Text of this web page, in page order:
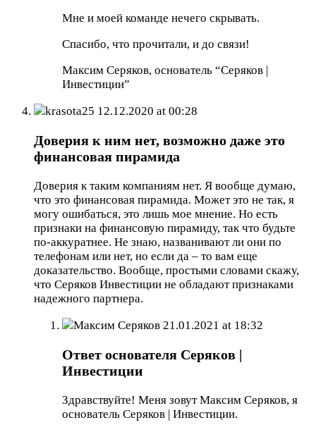
Мне и моей команде нечего скрывать.
Спасибо, что прочитали, и до связи!
Максим Серяков, основатель “Серяков |
Инвестиции”
krasota25 12.12.2020 at 00:28
Доверия к ним нет, возможно даже это
финансовая пирамида
Доверия к таким компаниям нет. Я вообще думаю,
что это финансовая пирамида. Может это не так, я
могу ошибаться, это лишь мое мнение. Но есть
признаки на финансовую пирамиду, так что будьте
по-аккуратнее. Не знаю, названивают ли они по
телефонам или нет, но если да – то вам еще
доказательство. Вообще, простыми словами скажу,
что Серяков Инвестиции не обладают признаками
надежного партнера.
Максим Серяков 21.01.2021 at 18:32
Ответ основателя Серяков |
Инвестиции
Здравствуйте! Меня зовут Максим Серяков, я
основатель Серяков | Инвестиции.